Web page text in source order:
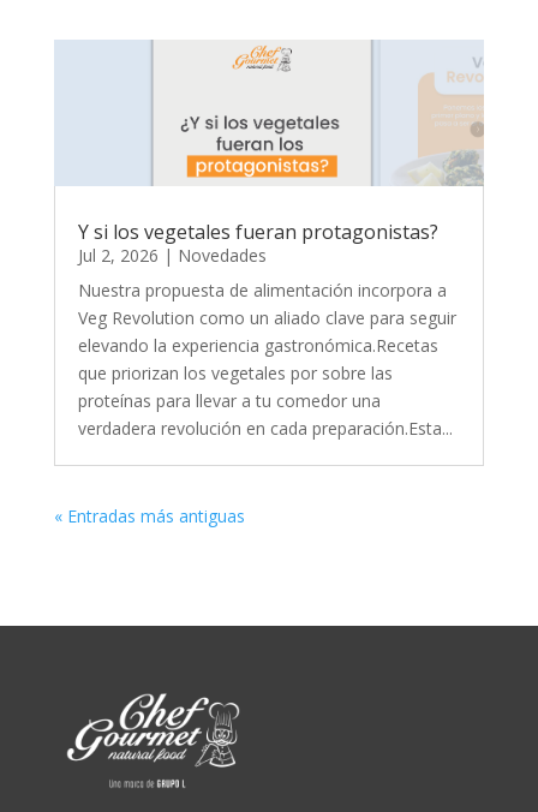
Y si los vegetales fueran protagonistas?
Jul 2, 2026 | Novedades
Nuestra propuesta de alimentación incorpora a
Veg Revolution como un aliado clave para seguir
elevando la experiencia gastronómica.Recetas
que priorizan los vegetales por sobre las
proteínas para llevar a tu comedor una
verdadera revolución en cada preparación.Esta...
« Entradas más antiguas